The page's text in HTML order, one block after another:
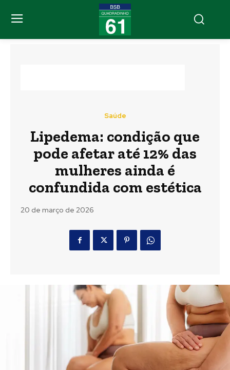
Saúde
Lipedema: condição que
pode afetar até 12% das
mulheres ainda é
confundida com estética
20 de março de 2026